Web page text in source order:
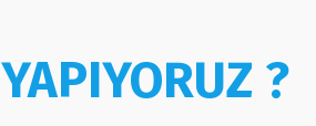
YAPIYORUZ ?